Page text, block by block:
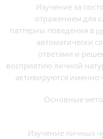
Изучение за
отражением для
паттерны поведения в
автоматически
ответами и
восприятию личной
активируются именно
Основные
Изучение личных